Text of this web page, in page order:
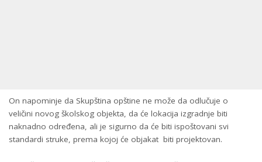
On napominje da Skupština opštine ne može da odlučuje o
veličini novog školskog objekta, da će lokacija izgradnje biti
naknadno određena, ali je sigurno da će biti ispoštovani svi
standardi struke, prema kojoj će objakat biti projektovan.